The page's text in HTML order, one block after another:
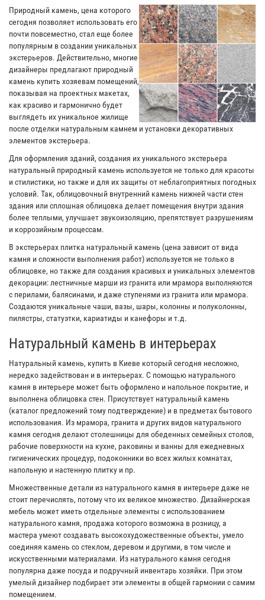
Природный камень, цена которого
сегодня позволяет использовать его
почти повсеместно, стал еще более
популярным в создании уникальных
экстерьеров. Действительно, многие
дизайнеры предлагают природный
камень купить хозяевам помещений,
показывая на проектных макетах,
как красиво и гармонично будет
выглядеть их уникальное жилище
после отделки натуральным камнем и установки декоративных
элементов экстерьера.
Для оформления зданий, создания их уникального экстерьера
натуральный природный камень используется не только для красоты
и стилистики, но также и для их защиты от неблагоприятных погодных
условий. Так, облицовочный внутренний камень нижней части стен
здания или сплошная облицовка делает помещения внутри здания
более теплыми, улучшает звукоизоляцию, препятствует разрушениям
и коррозийным процессам.
В экстерьерах плитка натуральный камень (цена зависит от вида
камня и сложности выполнения работ) используется не только в
облицовке, но также для создания красивых и уникальных элементов
декорации: лестничные марши из гранита или мрамора выполняются
с перилами, балясинами, и даже ступенями из гранита или мрамора.
Создаются уникальные чаши, вазы, шары, колонны и полуколонны,
пилястры, статуэтки, кариатиды и канефоры и т.д.
Натуральный камень в интерьерах
Натуральный камень, купить в Киеве который сегодня несложно,
нередко задействован и в интерьерах. С помощью натурального
камня в интерьере может быть оформлено и напольное покрытие, и
выполнена облицовка стен. Присутствует натуральный камень
(каталог предложений тому подтверждение) и в предметах бытового
использования. Из мрамора, гранита и других видов натурального
камня сегодня делают столешницы для обеденных семейных столов,
рабочие поверхности на кухне, раковины и ванны для ежедневных
гигиенических процедур, подоконники во всех жилых комнатах,
напольную и настенную плитку и пр.
Множественные детали из натурального камня в интерьере даже не
стоит перечислять, потому что их великое множество. Дизайнерская
мебель может иметь отдельные элементы с использованием
натурального камня, продажа которого возможна в розницу, а
мастера умеют создавать высокохудожественные объекты, умело
соединяя камень со стеклом, деревом и другими, в том числе и
искусственными материалами. Из натурального камня сегодня
популярна даже посуда и подручный инвентарь хозяйки. При этом
умелый дизайнер подбирает эти элементы в общей гармонии с самим
помещением.